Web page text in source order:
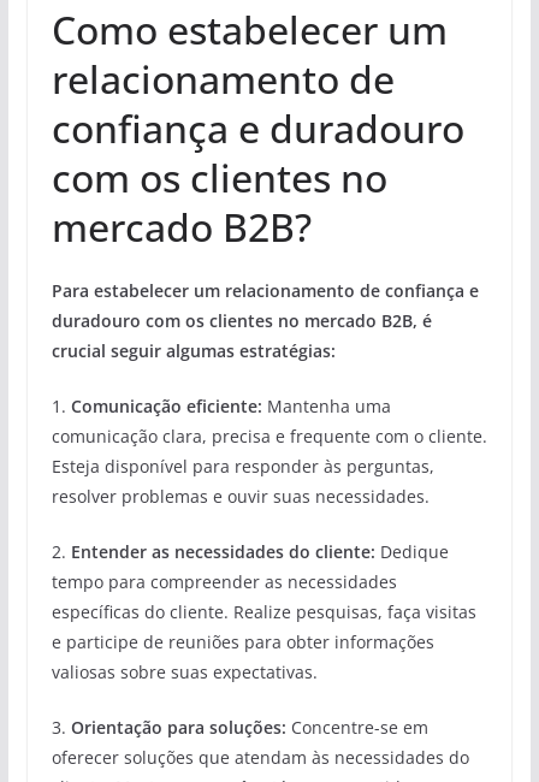
Como estabelecer um
relacionamento de
confiança e duradouro
com os clientes no
mercado B2B?
Para estabelecer um relacionamento de confiança e
duradouro com os clientes no mercado B2B, é
crucial seguir algumas estratégias:
1. Comunicação eficiente: Mantenha uma
comunicação clara, precisa e frequente com o cliente.
Esteja disponível para responder às perguntas,
resolver problemas e ouvir suas necessidades.
2. Entender as necessidades do cliente: Dedique
tempo para compreender as necessidades
específicas do cliente. Realize pesquisas, faça visitas
e participe de reuniões para obter informações
valiosas sobre suas expectativas.
3. Orientação para soluções: Concentre-se em
oferecer soluções que atendam às necessidades do